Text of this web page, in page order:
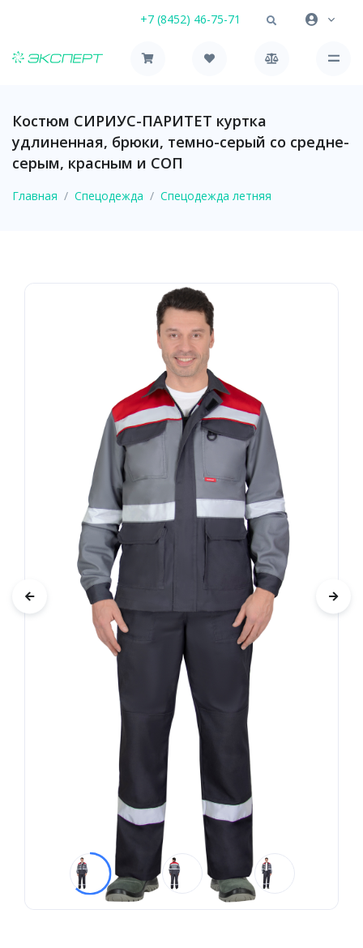
+7 (8452) 46-75-71
Костюм СИРИУС-ПАРИТЕТ куртка
удлиненная, брюки, темно-серый со средне-
серым, красным и СОП
Главная Спецодежда Спецодежда летняя